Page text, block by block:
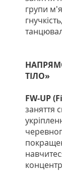
групи
ТІЛО»
FW-UP
заняття